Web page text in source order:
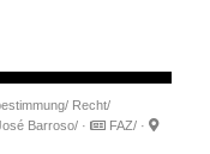
Recht/
Barroso/ · FAZ/ ·